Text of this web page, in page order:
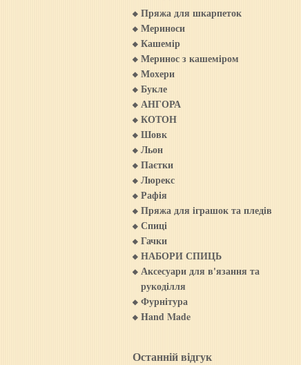
Пряжа для шкарпеток
Мериноси
Кашемiр
Меринос з кашемiром
Мохери
Букле
АНГОРА
КОТОН
Шовк
Льон
Паєтки
Люрекс
Рафія
Пряжа для iграшок та пледiв
Спиці
Гачки
НАБОРИ СПИЦЬ
Аксесуари для в'язання та
рукоділля
Фурнітура
Hand Made
Останній відгук